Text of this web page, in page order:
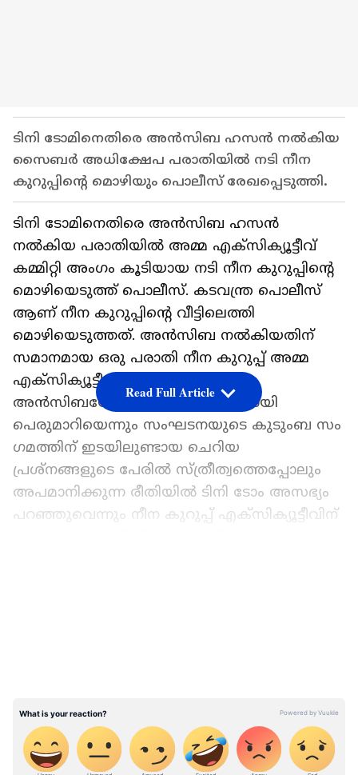
ടിനി ടോമിനെതിരെ അന്‍സിബ ഹസന്‍ നല്‍കിയ
സൈബർ അധിക്ഷേപ പരാതിയില്‍ നടി നീന
കുറുപ്പിന്‍റെ മൊഴിയും പൊലീസ് രേഖപ്പെടുത്തി.
ടിനി ടോമിനെതിരെ അന്‍സിബ ഹസന്‍
നല്‍കിയ പരാതിയില്‍ അമ്മ എക്സിക്യൂട്ടീവ്
കമ്മിറ്റി അം​ഗം കൂടിയായ നടി നീന കുറുപ്പിന്‍റെ
മൊഴിയെടുത്ത് പൊലീസ്. കടവന്ത്ര പൊലീസ്
ആണ് നീന കുറുപ്പിന്‍റെ വീട്ടിലെത്തി
മൊഴിയെടുത്തത്. അന്‍സിബ നല്‍കിയതിന്
സമാനമായ ഒരു പരാതി നീന കുറുപ്പ് അമ്മ
എക്സിക്യൂട്ടീവിന് നല്‍കിയിരുന്നു.
അന്‍സിബയോട് ടിനി ടോം മോശമായി
പെരുമാറിയെന്നും സംഘടനയുടെ കുടുംബ സം​
ഗമത്തിന് ഇടയിലുണ്ടായ ചെറിയ
പ്രശ്നങ്ങളുടെ പേരില്‍ സ്ത്രീത്വത്തെപ്പോലും
അപമാനിക്കുന്ന രീതിയില്‍ ടിനി ടോം അസഭ്യം
പറഞ്ഞുവെന്നും നീന കുറുപ്പ് എക്സിക്യൂട്ടീവിന്
ആരോപണം വ്യാജ പ്രചാരണമാണെന്ന്
പ്രൊഡക്ഷന്‍ കണ്‍ട്രോളര്‍ രാജീവ്
കുടപ്പനക്കുന്നിന്‍റെ മകനും പൊലീസിന് മൊഴി
Read Full Article